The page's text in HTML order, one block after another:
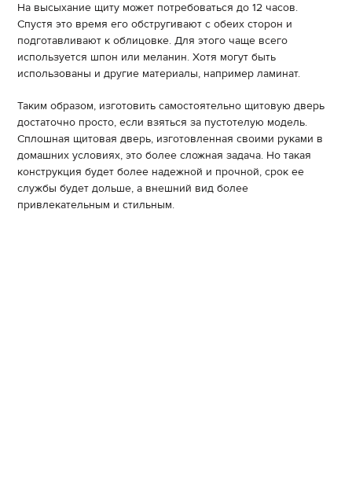
На высыхание щиту может потребоваться до 12 часов.
Спустя это время его обстругивают с обеих сторон и
подготавливают к облицовке. Для этого чаще всего
используется шпон или меланин. Хотя могут быть
использованы и другие материалы, например ламинат.
Таким образом, изготовить самостоятельно щитовую дверь
достаточно просто, если взяться за пустотелую модель.
Сплошная щитовая дверь, изготовленная своими руками в
домашних условиях, это более сложная задача. Но такая
конструкция будет более надежной и прочной, срок ее
службы будет дольше, а внешний вид более
привлекательным и стильным.